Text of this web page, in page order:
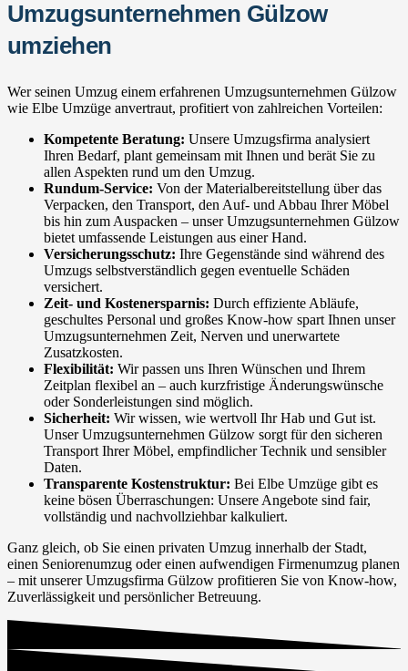
Umzugsunternehmen Gülzow
umziehen
Wer seinen Umzug einem erfahrenen Umzugsunternehmen Gülzow
wie Elbe Umzüge anvertraut, profitiert von zahlreichen Vorteilen:
Kompetente Beratung: Unsere Umzugsfirma analysiert
Ihren Bedarf, plant gemeinsam mit Ihnen und berät Sie zu
allen Aspekten rund um den Umzug.
Rundum-Service: Von der Materialbereitstellung über das
Verpacken, den Transport, den Auf- und Abbau Ihrer Möbel
bis hin zum Auspacken – unser Umzugsunternehmen Gülzow
bietet umfassende Leistungen aus einer Hand.
Versicherungsschutz: Ihre Gegenstände sind während des
Umzugs selbstverständlich gegen eventuelle Schäden
versichert.
Zeit- und Kostenersparnis: Durch effiziente Abläufe,
geschultes Personal und großes Know-how spart Ihnen unser
Umzugsunternehmen Zeit, Nerven und unerwartete
Zusatzkosten.
Flexibilität: Wir passen uns Ihren Wünschen und Ihrem
Zeitplan flexibel an – auch kurzfristige Änderungswünsche
oder Sonderleistungen sind möglich.
Sicherheit: Wir wissen, wie wertvoll Ihr Hab und Gut ist.
Unser Umzugsunternehmen Gülzow sorgt für den sicheren
Transport Ihrer Möbel, empfindlicher Technik und sensibler
Daten.
Transparente Kostenstruktur: Bei Elbe Umzüge gibt es
keine bösen Überraschungen: Unsere Angebote sind fair,
vollständig und nachvollziehbar kalkuliert.
Ganz gleich, ob Sie einen privaten Umzug innerhalb der Stadt,
einen Seniorenumzug oder einen aufwendigen Firmenumzug planen
– mit unserer Umzugsfirma Gülzow profitieren Sie von Know-how,
Zuverlässigkeit und persönlicher Betreuung.